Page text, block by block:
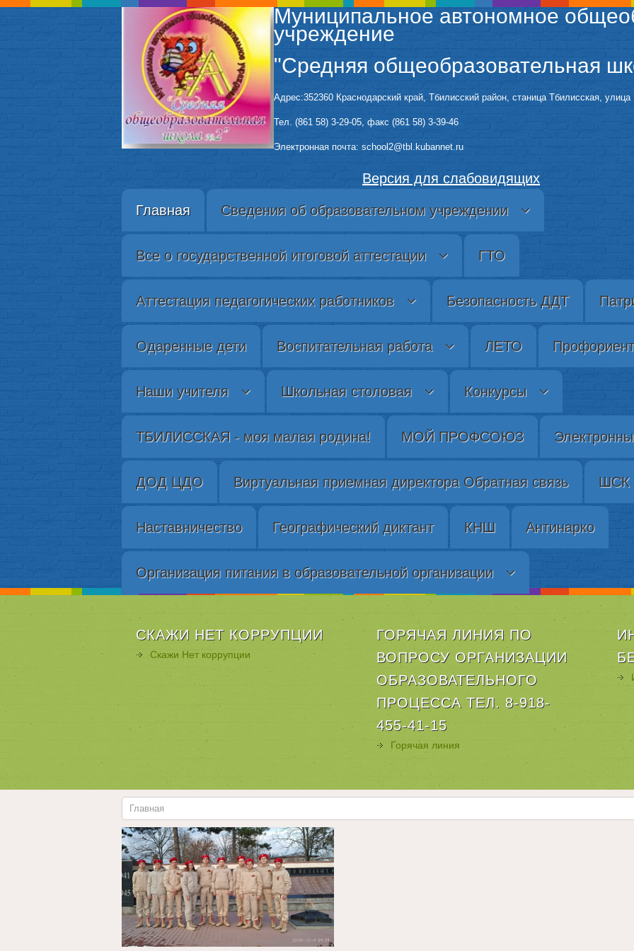
Муниципальное автономное
учреждение
"Средняя общеобразовательная
Адрес:352360 Краснодарский край, Тбилисский район, станица Тбилисская,
Тел. (861 58) 3-29-05, факс (861 58) 3-39-46
Электронная почта: sсhool2@tbl.kubannet.ru
Версия для слабовидящих
Главная Сведения об образовательном учреждении
Все о государственной итоговой аттестации ГТО
Аттестация педагогических работников Безопасность ДДТ
Одаренные дети Воспитательная работа ЛЕТО
Наши учителя Школьная столовая Конкурсы
ТБИЛИССКАЯ - моя малая родина! МОЙ ПРОФСОЮЗ
ДОД ЦДО Виртуальная приемная директора Обратная связь ШСК
Наставничество Географический диктант КНШ Антинарко
Организация питания в образовательной организации
СКАЖИ НЕТ КОРРУПЦИИ
Скажи Нет коррупции
ГОРЯЧАЯ ЛИНИЯ ПО
ВОПРОСУ ОРГАНИЗАЦИИ
ОБРАЗОВАТЕЛЬНОГО
ПРОЦЕССА ТЕЛ. 8-918-
455-41-15
Горячая линия
Главная